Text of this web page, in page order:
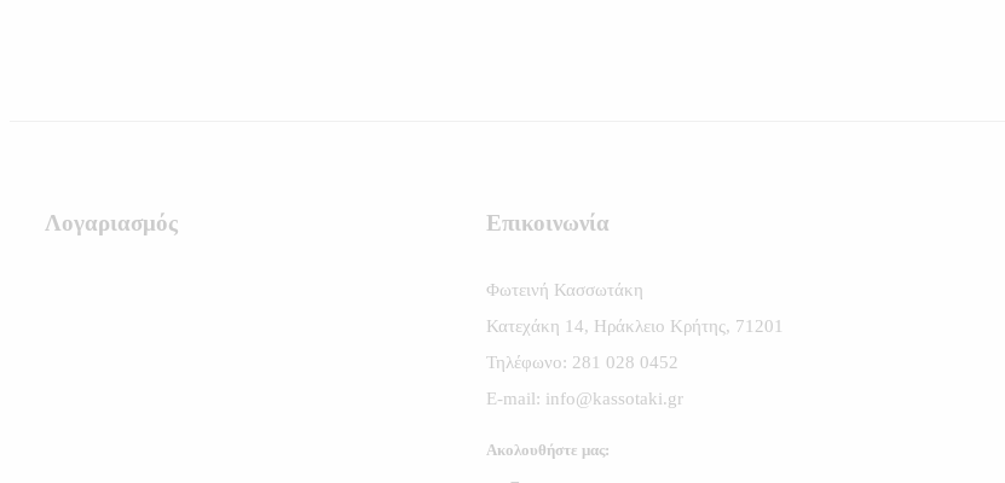
Λογαριασμός Επικοινωνία
Φωτεινή Κασσωτάκη
Κατεχάκη 14, Ηράκλειο Κρήτης, 71201
Τηλέφωνο: 281 028 0452
E-mail: info@kassotaki.gr
Ακολουθήστε μας: